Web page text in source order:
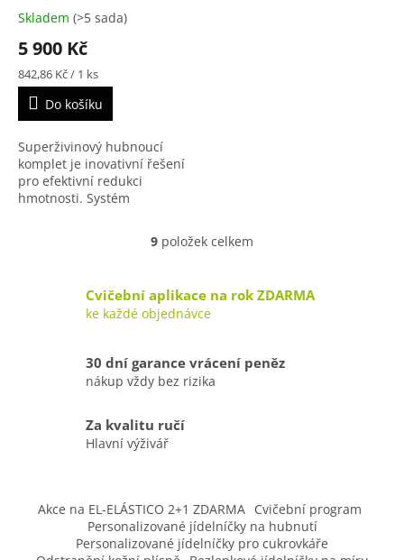
hubnutí, náhrada jídel,
superživiny, redukční
program, jídelníček,
koktejly na hubnutí,
fitness program, zdravá
strava
Skladem (>5 sada)
5 900 Kč
Měrná
cena:
842,86 Kč / 1 ks
Do košíku
Superživinový hubnoucí
komplet je inovativní řešení
pro efektivní redukci
hmotnosti. Systém
váhy, s možností ztráty až -3
O
á
d
í
p
p
i
s
9 položek celkem
Cvičební aplikace na rok ZDARMA
ke každé objednávce
30 dní garance vrácení peněz
nákup vždy bez rizika
Za kvalitu ručí
Hlavní výživář
Akce na EL-ELÁSTICO 2+1 ZDARMA Cvičební program
Personalizované jídelníčky na hubnutí
Personalizované jídelníčky pro cukrovkáře